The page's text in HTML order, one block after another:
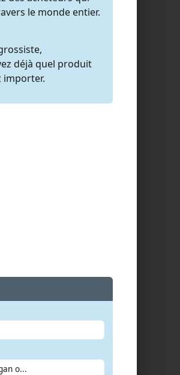
le monde entier.
déjà quel produit
importer.
o...